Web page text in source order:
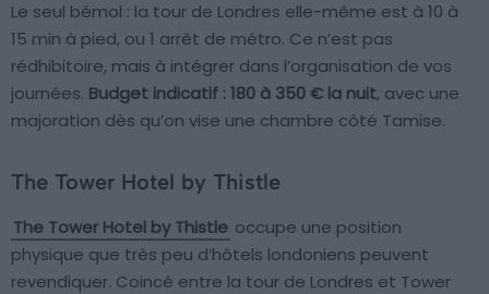
Le seul bémol : la tour de Londres elle-même est à 10 à
15 min à pied, ou 1 arrêt de métro. Ce n’est pas
rédhibitoire, mais à intégrer dans l’organisation de vos
journées. Budget indicatif : 180 à 350 € la nuit, avec une
majoration dès qu’on vise une chambre côté Tamise.
The Tower Hotel by Thistle
The Tower Hotel by Thistle occupe une position
physique que très peu d’hôtels londoniens peuvent
revendiquer. Coincé entre la tour de Londres et Tower